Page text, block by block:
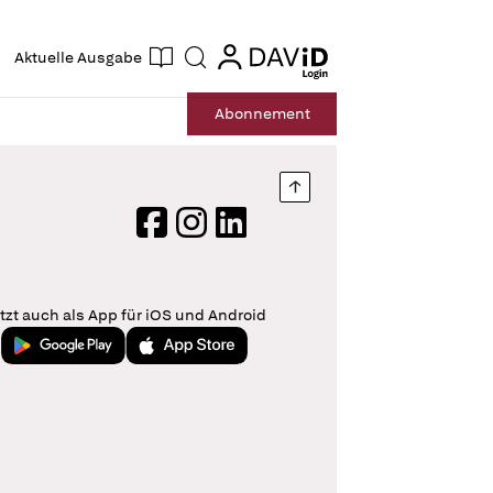
Aktuelle Ausgabe Suche login
login
Abonnement
Nach oben springen
FacebookInstagram
LinkedIn
auch als App für iOS und Android
Jetzt bei Google PlayLaden im App Store